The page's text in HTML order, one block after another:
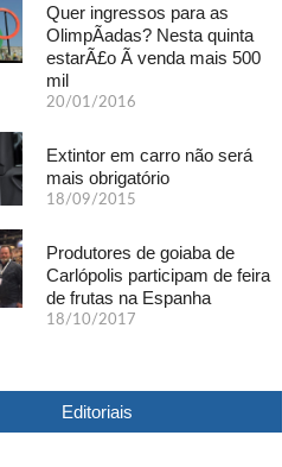
Quer ingressos para as
OlimpÃ­adas? Nesta quinta
estarÃ£o Ã venda mais 500
mil
20/01/2016
Extintor em carro não será
mais obrigatório
18/09/2015
Produtores de goiaba de
Carlópolis participam de feira
de frutas na Espanha
18/10/2017
Editoriais